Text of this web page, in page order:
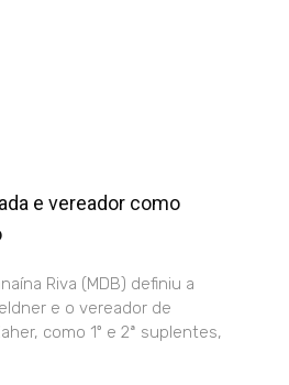
e vereador como
Riva (MDB) definiu a
e o vereador de
como 1º e 2ª suplentes,